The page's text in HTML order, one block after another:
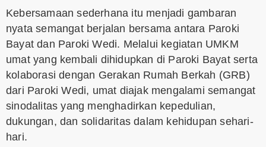
Kebersamaan sederhana itu menjadi gambaran
nyata semangat berjalan bersama antara Paroki
Bayat dan Paroki Wedi. Melalui kegiatan UMKM
umat yang kembali dihidupkan di Paroki Bayat serta
kolaborasi dengan Gerakan Rumah Berkah (GRB)
dari Paroki Wedi, umat diajak mengalami semangat
sinodalitas yang menghadirkan kepedulian,
dukungan, dan solidaritas dalam kehidupan sehari-
hari.